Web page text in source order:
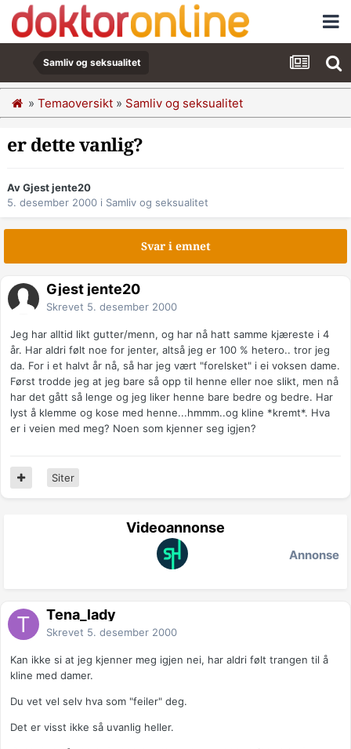
Samliv og seksualitet
» Temaoversikt » Samliv og seksualitet
er dette vanlig?
Av Gjest jente20
5. desember 2000 i Samliv og seksualitet
Svar i emnet
Gjest jente20
Skrevet 5. desember 2000
Jeg har alltid likt gutter/menn, og har nå hatt samme kjæreste i 4
år. Har aldri følt noe for jenter, altså jeg er 100 % hetero.. tror jeg
da. For i et halvt år nå, så har jeg vært "forelsket" i ei voksen dame.
Først trodde jeg at jeg bare så opp til henne eller noe slikt, men nå
har det gått så lenge og jeg liker henne bare bedre og bedre. Har
lyst å klemme og kose med henne...hmmm..og kline *kremt*. Hva
er i veien med meg? Noen som kjenner seg igjen?
Siter
Videoannonse
Annonse
Tena_lady
Skrevet 5. desember 2000
Kan ikke si at jeg kjenner meg igjen nei, har aldri følt trangen til å
kline med damer.
Du vet vel selv hva som "feiler" deg.
Det er visst ikke så uvanlig heller.